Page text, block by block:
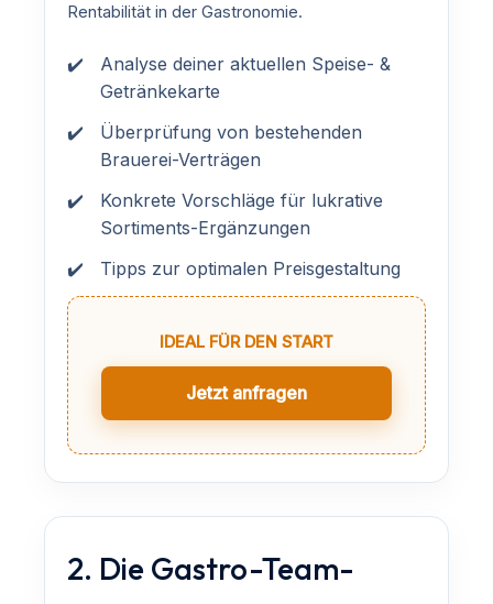
Rentabilität in der Gastronomie.
Analyse deiner aktuellen Speise- &
Getränkekarte
Überprüfung von bestehenden
Brauerei-Verträgen
Konkrete Vorschläge für lukrative
Sortiments-Ergänzungen
Tipps zur optimalen Preisgestaltung
IDEAL FÜR DEN START
Jetzt anfragen
2. Die Gastro-Team-